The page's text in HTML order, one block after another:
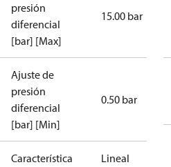
presión
diferencial
[bar] [Max]
15.00 bar
Ajuste de
presión
diferencial
[bar] [Min]
0.50 bar
Característica
Lineal